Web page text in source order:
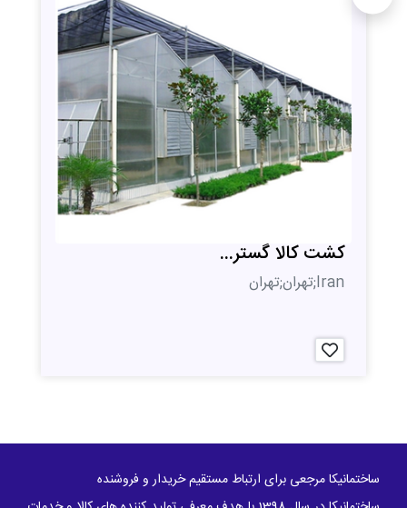
کشت کالا گستر...
Iran;تهران;تهران
ساختمانیکا مرجعی برای ارتباط مستقیم خریدار و فروشنده